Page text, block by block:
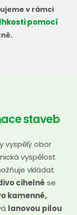
v rámci
pomocí
staveb
vyspělý obor
vyspělost
vkládat
cihelné se
kamenné,
lanovou pilou